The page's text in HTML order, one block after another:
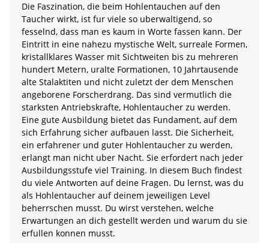
Die Faszination, die beim Hohlentauchen auf den
Taucher wirkt, ist fur viele so uberwaltigend, so
fesselnd, dass man es kaum in Worte fassen kann. Der
Eintritt in eine nahezu mystische Welt, surreale Formen,
kristallklares Wasser mit Sichtweiten bis zu mehreren
hundert Metern, uralte Formationen, 10 Jahrtausende
alte Stalaktiten und nicht zuletzt der dem Menschen
angeborene Forscherdrang. Das sind vermutlich die
starksten Antriebskrafte, Hohlentaucher zu werden.
Eine gute Ausbildung bietet das Fundament, auf dem
sich Erfahrung sicher aufbauen lasst. Die Sicherheit,
ein erfahrener und guter Hohlentaucher zu werden,
erlangt man nicht uber Nacht. Sie erfordert nach jeder
Ausbildungsstufe viel Training. In diesem Buch findest
du viele Antworten auf deine Fragen. Du lernst, was du
als Hohlentaucher auf deinem jeweiligen Level
beherrschen musst. Du wirst verstehen, welche
Erwartungen an dich gestellt werden und warum du sie
erfullen konnen musst.